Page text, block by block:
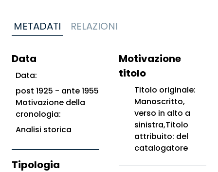
METADATI RELAZIONI
Data
Data:
post 1925 - ante 1955
Motivazione della
cronologia:
Analisi storica
Tipologia
Motivazione
titolo
Titolo originale:
Manoscritto,
verso in alto a
sinistra,Titolo
attribuito: del
catalogatore